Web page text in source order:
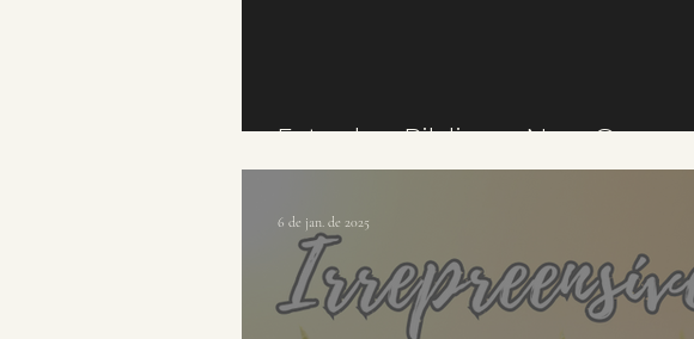
Estudos Biblicos Nas Casas
6 de jan. de 2025